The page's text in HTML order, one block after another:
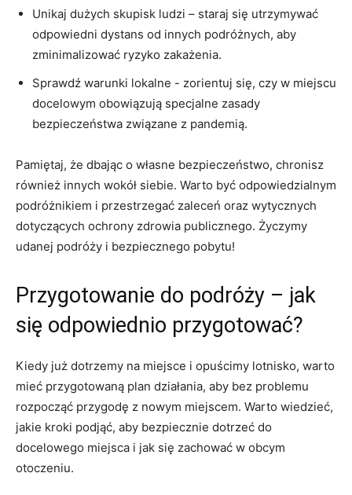
Unikaj dużych skupisk ludzi – staraj się utrzymywać
odpowiedni dystans od innych⁣ podróżnych, aby
zminimalizować ryzyko zakażenia.
Sprawdź warunki lokalne ‍- zorientuj się,‌ czy w miejscu
docelowym obowiązują specjalne zasady
bezpieczeństwa związane z pandemią.
Pamiętaj, że dbając o własne bezpieczeństwo, chronisz
również innych wokół siebie. Warto być odpowiedzialnym
podróżnikiem i przestrzegać⁢ zaleceń oraz wytycznych
dotyczących ochrony zdrowia publicznego. Życzymy
udanej podróży i bezpiecznego pobytu!
Przygotowanie do podróży – jak ​
się odpowiednio przygotować?
Kiedy już dotrzemy na miejsce i opuścimy lotnisko, warto
mieć przygotowaną plan działania,‍ aby​ bez problemu
rozpocząć⁤ przygodę z nowym miejscem. Warto wiedzieć,
jakie⁢ kroki podjąć, aby bezpiecznie dotrzeć do
docelowego miejsca i jak się zachować w obcym
otoczeniu.